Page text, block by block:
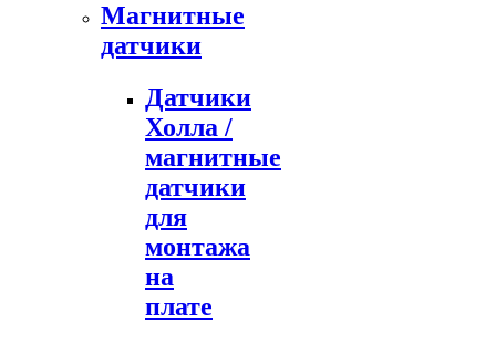
Магнитные
датчики
Датчики
Холла /
магнитные
датчики
для
монтажа
на
плате